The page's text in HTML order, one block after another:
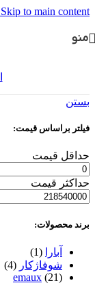
Skip to main content
منو
بستن
فیلتر براساس قیمت:
حداقل قیمت
حداکثر قیمت
برند محصولات:
آبارا
(1)
شوفاژکار (4)
emaux (21)